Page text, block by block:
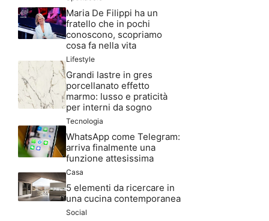
Maria De Filippi ha un
fratello che in pochi
conoscono, scopriamo
cosa fa nella vita
Lifestyle
Grandi lastre in gres
porcellanato effetto
marmo: lusso e praticità
per interni da sogno
Tecnologia
WhatsApp come Telegram:
arriva finalmente una
funzione attesissima
Casa
5 elementi da ricercare in
una cucina contemporanea
Social